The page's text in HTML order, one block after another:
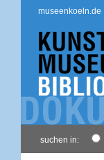
museenkoeln.de
suchen in: